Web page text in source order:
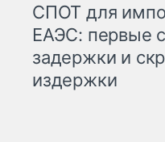
СПОТ для
ЕАЭС: первые
задержки и
издержки